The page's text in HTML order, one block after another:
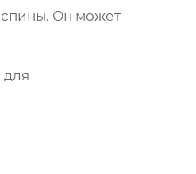
Он может
для